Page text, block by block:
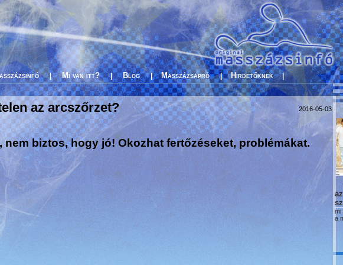
| Mi van itt? | Blog | Masszázsapró | Hirdetőknek |
az arcszőrzet? 2016-05-03
nem biztos, hogy jó! Okozhat fertőzéseket, problémákat.
mi
a